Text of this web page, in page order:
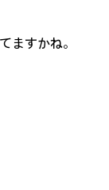
ますかね。